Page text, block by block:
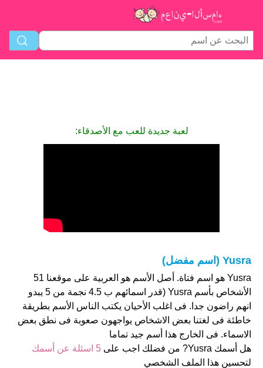
لعبة جديدة للعب مع الأصدقاء:
Yusra (اسم مفضل)
Yusra هو اسم فتاة. أصل الأسم هو العربية على موقعنا 51
الأشخاص بأسم Yusra (قدر اسمائهم ب 4.5 نجمة من 5 يبدو
انهم راضون جدا. فى اغلب الأحيان يكتب الناس الأسم بطريقة
خاطئة فى لغتنا بعض الاشخاص يواجهون صعوبة فى نطق بعض
الاسماء. فى الخارج هذا أسم جيد تماما
هل أسمك Yusra? من فضلك اجب على
5 اسئلة عن أسمك
لتحسين هذا الملف الشخصي